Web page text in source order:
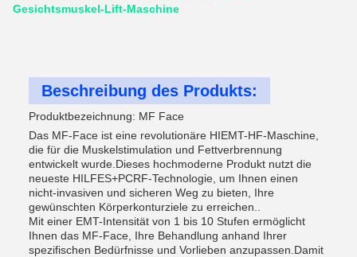
Gesichtsmuskel-Lift-Maschine
Beschreibung des Produkts:
Produktbezeichnung: MF Face
Das MF-Face ist eine revolutionäre HIEMT-HF-Maschine,
die für die Muskelstimulation und Fettverbrennung
entwickelt wurde.Dieses hochmoderne Produkt nutzt die
neueste HILFES+PCRF-Technologie, um Ihnen einen
nicht-invasiven und sicheren Weg zu bieten, Ihre
gewünschten Körperkonturziele zu erreichen..
Mit einer EMT-Intensität von 1 bis 10 Stufen ermöglicht
Ihnen das MF-Face, Ihre Behandlung anhand Ihrer
spezifischen Bedürfnisse und Vorlieben anzupassen.Damit